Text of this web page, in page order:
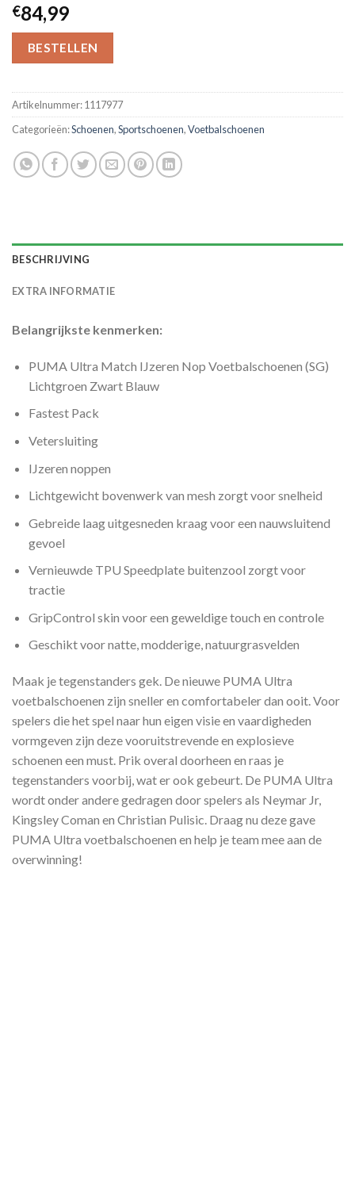
€84,99
BESTELLEN
Artikelnummer:1117977
Categorieën:Schoenen,Sportschoenen,Voetbalschoenen
BESCHRIJVING
EXTRA INFORMATIE
Belangrijkste kenmerken:
PUMA Ultra Match IJzeren Nop Voetbalschoenen (SG)
Lichtgroen Zwart Blauw
Fastest Pack
Vetersluiting
IJzeren noppen
Lichtgewicht bovenwerk van mesh zorgt voor snelheid
Gebreide laag uitgesneden kraag voor een nauwsluitend
gevoel
Vernieuwde TPU Speedplate buitenzool zorgt voor
tractie
GripControl skin voor een geweldige touch en controle
Geschikt voor natte, modderige, natuurgrasvelden
Maak je tegenstanders gek. De nieuwe PUMA Ultra
voetbalschoenen zijn sneller en comfortabeler dan ooit. Voor
spelers die het spel naar hun eigen visie en vaardigheden
vormgeven zijn deze vooruitstrevende en explosieve
schoenen een must. Prik overal doorheen en raas je
tegenstanders voorbij, wat er ook gebeurt. De PUMA Ultra
wordt onder andere gedragen door spelers als Neymar Jr,
Kingsley Coman en Christian Pulisic. Draag nu deze gave
PUMA Ultra voetbalschoenen en help je team mee aan de
overwinning!